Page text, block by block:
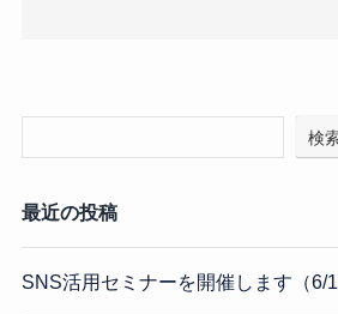
検
最近の投稿
SNS活用セミナーを開催します（6/